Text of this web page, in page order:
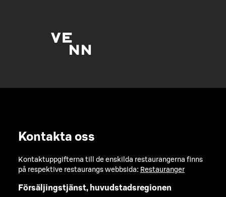
Kontakta oss
Kontaktuppgifterna till de enskilda restaurangerna finns
på respektive restaurangs webbsida: Restauranger
Försäljingstjänst, huvudstadsregionen